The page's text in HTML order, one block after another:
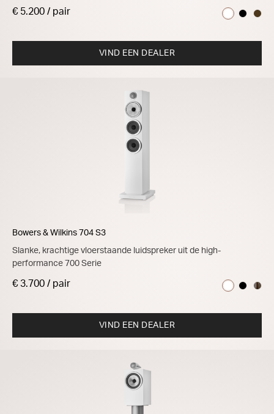
€ 5.200 / pair
VIND EEN DEALER
Bowers & Wilkins 704 S3
Slanke, krachtige vloerstaande luidspreker uit de high-
performance 700 Serie
€ 3.700 / pair
VIND EEN DEALER